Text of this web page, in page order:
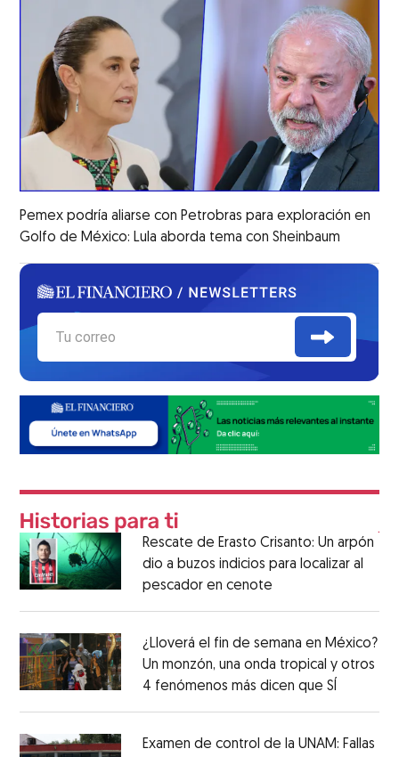
Pemex podría aliarse con Petrobras para exploración en
Golfo de México: Lula aborda tema con Sheinbaum
Rescate de Erasto Crisanto: Un arpón
dio a buzos indicios para localizar al
pescador en cenote
¿Lloverá el fin de semana en México?
Un monzón, una onda tropical y otros
4 fenómenos más dicen que SÍ
Examen de control de la UNAM: Fallas